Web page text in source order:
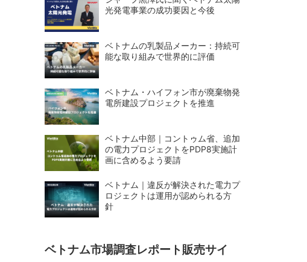
光発電事業の成功要因と今後
ベトナムの乳製品メーカー：持続可
能な取り組みで世界的に評価
ベトナム・ハイフォン市が廃棄物発
電所建設プロジェクトを推進
ベトナム中部｜コントゥム省、追加
の電力プロジェクトをPDP8実施計
画に含めるよう要請
ベトナム｜違反が解決された電力プ
ロジェクトは運用が認められる方
針
ベトナム市場調査レポート販売サイ